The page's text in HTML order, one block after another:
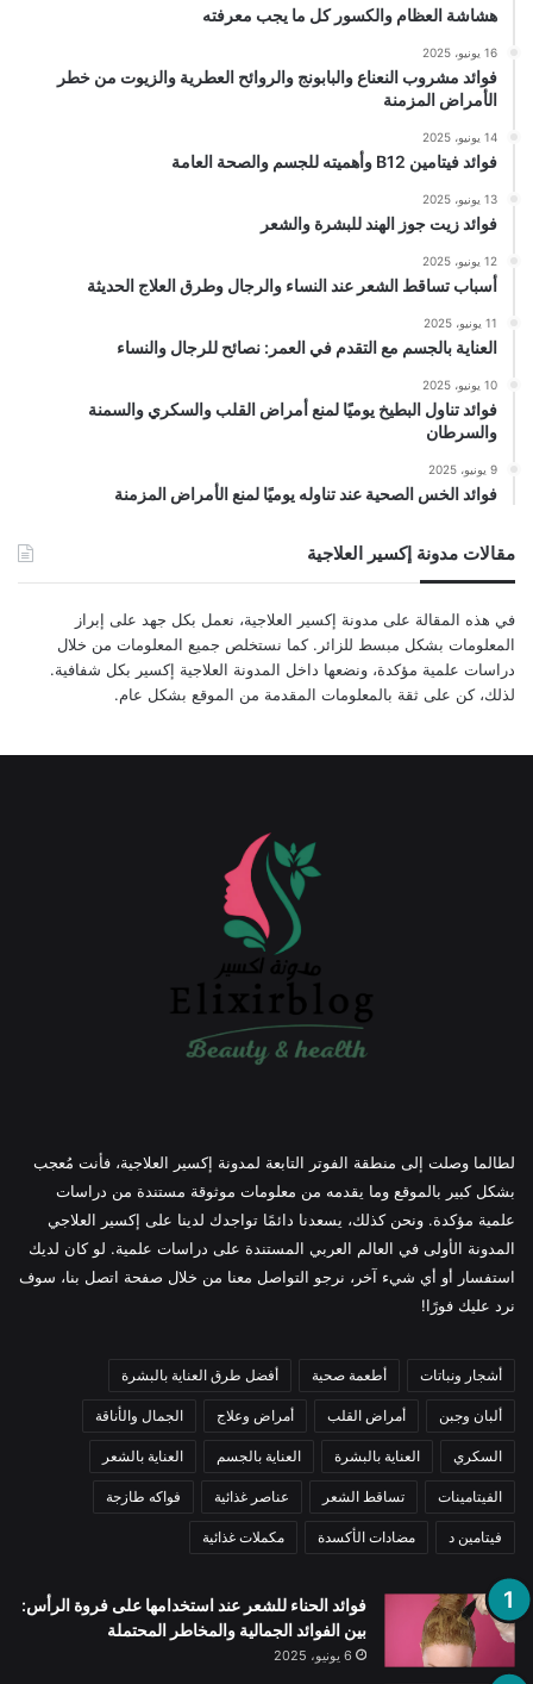
هشاشة العظام والكسور كل ما يجب معرفته
16 يونيو، 2025
فوائد مشروب النعناع والبابونج والروائح العطرية والزيوت من خطر
الأمراض المزمنة
14 يونيو، 2025
فوائد فيتامين B12 وأهميته للجسم والصحة العامة
13 يونيو، 2025
فوائد زيت جوز الهند للبشرة والشعر
12 يونيو، 2025
أسباب تساقط الشعر عند النساء والرجال وطرق العلاج الحديثة
11 يونيو، 2025
العناية بالجسم مع التقدم في العمر: نصائح للرجال والنساء
10 يونيو، 2025
فوائد تناول البطيخ يوميًا لمنع أمراض القلب والسكري والسمنة
والسرطان
9 يونيو، 2025
فوائد الخس الصحية عند تناوله يوميًا لمنع الأمراض المزمنة
مقالات مدونة إكسير العلاجية
في هذه المقالة على مدونة إكسير العلاجية، نعمل بكل جهد على إبراز
المعلومات بشكل مبسط للزائر. كما نستخلص جميع المعلومات من خلال
دراسات علمية مؤكدة، ونضعها داخل المدونة العلاجية إكسير بكل شفافية.
لذلك، كن على ثقة بالمعلومات المقدمة من الموقع بشكل عام.
لطالما وصلت إلى منطقة الفوتر التابعة لمدونة إكسير العلاجية، فأنت مُعجب
بشكل كبير بالموقع وما يقدمه من معلومات موثوقة مستندة من دراسات
علمية مؤكدة. ونحن كذلك، يسعدنا دائمًا تواجدك لدينا على إكسير العلاجي
المدونة الأولى في العالم العربي المستندة على دراسات علمية. لو كان لديك
استفسار أو أي شيء آخر، نرجو التواصل معنا من خلال صفحة اتصل بنا، سوف
نرد عليك فورًا!
أشجار ونباتات أطعمة صحية أفضل طرق العناية بالبشرة
ألبان وجبن أمراض القلب أمراض وعلاج الجمال والأناقة
السكري العناية بالبشرة العناية بالجسم العناية بالشعر
الفيتامينات تساقط الشعر عناصر غذائية فواكه طازجة
فيتامين د مضادات الأكسدة مكملات غذائية
فوائد الحناء للشعر عند استخدامها على فروة الرأس:
بين الفوائد الجمالية والمخاطر المحتملة
6 يونيو، 2025